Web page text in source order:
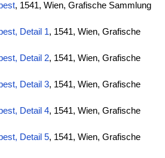
, 1541, Wien, Grafische Sammlung
Detail 1, 1541, Wien, Grafische
Detail 2, 1541, Wien, Grafische
Detail 3, 1541, Wien, Grafische
Detail 4, 1541, Wien, Grafische
Detail 5, 1541, Wien, Grafische